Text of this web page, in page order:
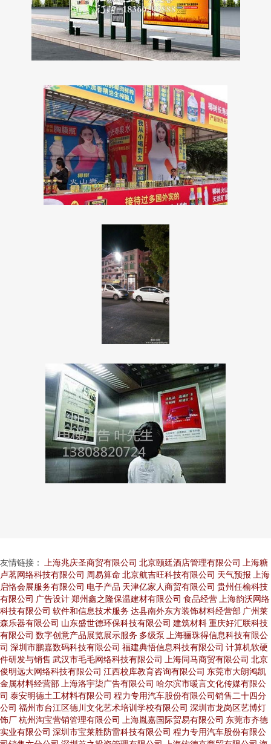
友情链接： 上海兆庆圣商贸有限公司 北京颐廷酒店管理有限公司
上海糖
卢茗网络科技有限公司 周易算命北京航吉旺科技有限公司 天气预报 上海
启恪会展服务有限公司 电子产品 天津亿家人商贸有限公司 贵州任榆科技
有限公司 广告设计郑州鑫之隆保温建材有限公司 食品经营 上海韵沃网络
科技有限公司 软件和信息技术服务 达县南外东方装饰材料经营部 广州莱
森乐器有限公司 山东盛世德环保科技有限公司 建筑材料重庆好汇联科技
有限公司 数字创意产品展览展示服务 多级泵 上海骊珠得信息科技有限公
司 深圳市鹏嘉数码科技有限公司 福建典悟信息科技有限公司 计算机软硬
件研发与销售 武汉市毛毛网络科技有限公司 上海同马商贸有限公司 北京
俊明远大网络科技有限公司 江西校库教育咨询有限公司 东莞市大朗鸿凯
金属材料经营部 上海洛宇柒广告有限公司 哈尔滨市暖言文化传媒有限公
司 泰安明德土工材料有限公司 程力专用汽车股份有限公司销售二十四分
公司 福州市台江区德川文化艺术培训学校有限公司 深圳市龙岗区艺博灯
饰厂杭州淘宝营销管理有限公司 上海胤嘉国际贸易有限公司 东莞市齐德
实业有限公司 深圳市宝莱胜防雷科技有限公司 程力专用汽车股份有限公